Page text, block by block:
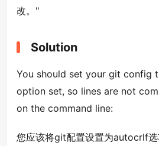
改。"
Solution
You should set your git config
option set, so lines are not
on the command line:
您应该将git配置设置为autocrlf